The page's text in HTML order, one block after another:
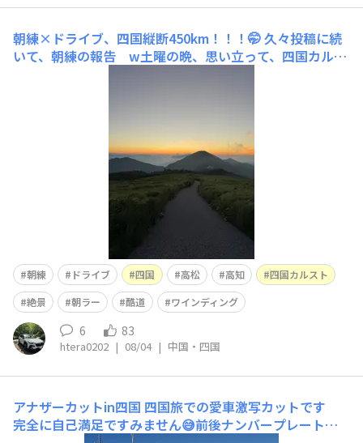
朝練×ドライブ、四国縦断450km！！！🤭久々投稿に続
いて、朝練の報告 w土曜の晩、思い立って、四国カルス
朝練 ドライブ 四国 高松 高知
四国カルスト
絶景
朝ラー 酷道 ワインディング
6 83
htera0202 | 08/04 | 中国・四国
アナザーカットin四国 四国旅での愛車激写カットです
完全に自己満足ですみません😅前後ナンバープレート